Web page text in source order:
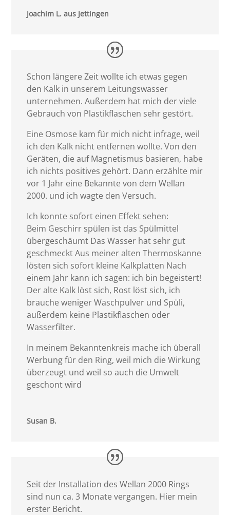
Joachim L. aus Jettingen
Schon längere Zeit wollte ich etwas gegen
den Kalk in unserem Leitungswasser
unternehmen. Außerdem hat mich der viele
Gebrauch von Plastikflaschen sehr gestört.
Eine Osmose kam für mich nicht infrage, weil
ich den Kalk nicht entfernen wollte. Von den
Geräten, die auf Magnetismus basieren, habe
ich nichts positives gehört. Dann erzählte mir
vor 1 Jahr eine Bekannte von dem Wellan
2000. und ich wagte den Versuch.
Ich konnte sofort einen Effekt sehen:
Beim Geschirr spülen ist das Spülmittel
übergeschäumt Das Wasser hat sehr gut
geschmeckt Aus meiner alten Thermoskanne
lösten sich sofort kleine Kalkplatten Nach
einem Jahr kann ich sagen: ich bin begeistert!
Der alte Kalk löst sich, Rost löst sich, ich
brauche weniger Waschpulver und Spüli,
außerdem keine Plastikflaschen oder
Wasserfilter.
In meinem Bekanntenkreis mache ich überall
Werbung für den Ring, weil mich die Wirkung
überzeugt und weil so auch die Umwelt
geschont wird
Susan B.
Seit der Installation des Wellan 2000 Rings
sind nun ca. 3 Monate vergangen. Hier mein
erster Bericht.